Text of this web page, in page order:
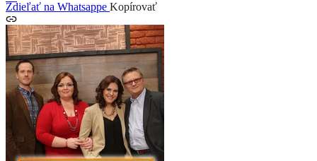
Zdieľať na Whatsappe Kopírovať